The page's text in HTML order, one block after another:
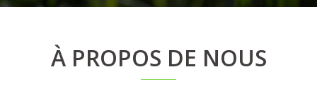
À PROPOS DE NOUS